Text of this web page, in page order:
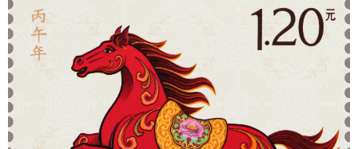
2020年邮票发行信息 2019年邮票发行信息